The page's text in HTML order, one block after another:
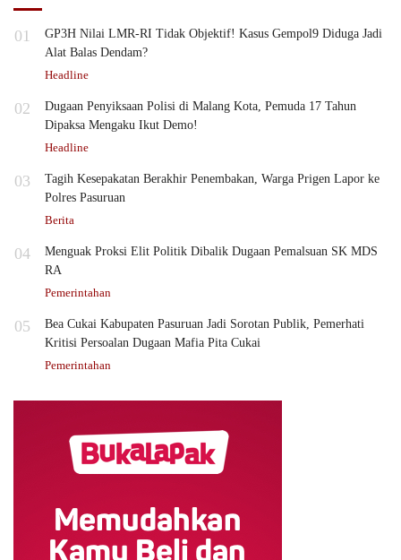
01
GP3H Nilai LMR-RI Tidak Objektif! Kasus Gempol9 Diduga Jadi
Alat Balas Dendam?
Headline
02
Dugaan Penyiksaan Polisi di Malang Kota, Pemuda 17 Tahun
Dipaksa Mengaku Ikut Demo!
Headline
03
Tagih Kesepakatan Berakhir Penembakan, Warga Prigen Lapor ke
Polres Pasuruan
Berita
04
Menguak Proksi Elit Politik Dibalik Dugaan Pemalsuan SK MDS
RA
Pemerintahan
05
Bea Cukai Kabupaten Pasuruan Jadi Sorotan Publik, Pemerhati
Kritisi Persoalan Dugaan Mafia Pita Cukai
Pemerintahan